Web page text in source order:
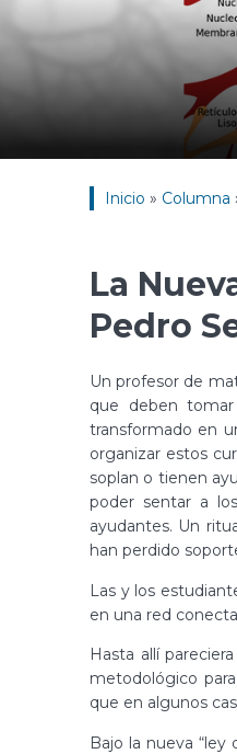
Inicio » Columna
La
Pedro
Un profesor de
que deben
transformado en
organizar estos
soplan o tienen
poder sentar a
ayudantes. Un
han perdido
Las y los
en una red
Hasta allí
metodológico
que en algunos
Bajo la nueva “ley